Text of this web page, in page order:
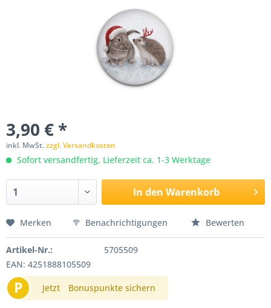
3,90 € *
inkl. MwSt.zzgl. Versandkosten
Sofort versandfertig, Lieferzeit ca. 1-3 Werktage
In den Warenkorb
Merken Benachrichtigungen Bewerten
Artikel-Nr.:
5705509
EAN: 4251888105509
P Jetzt Bonuspunkte sichern